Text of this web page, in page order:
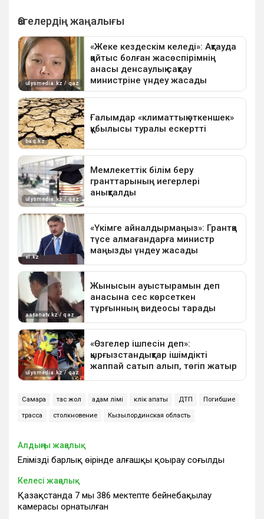
Самара тас жол адам өлімі көлік апаты ДТП Погибшие
трасса столкновение Кызылординская область
Алдыңғы жаңалық
Еліміздің барлық өңірінде алғашқы қоңырау соғылды
Келесі жаңалық
Қазақстанда 7 мың 386 мектепте бейнебақылау
камерасы орнатылған